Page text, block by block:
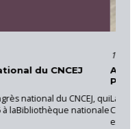
d’Aix-en-
réunion régionale au
de Luc RICHAUD,